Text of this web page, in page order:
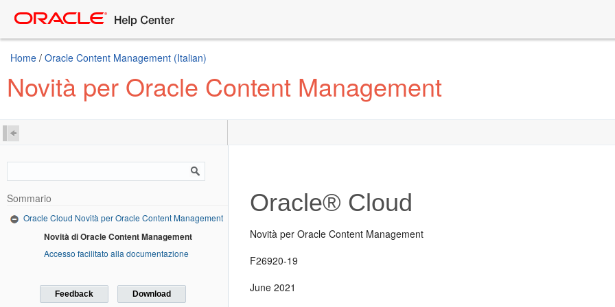
Home / Oracle Content Management (Italian)
Novità per Oracle Content Management
Sommario
Oracle Cloud Novità per Oracle Content Management
Novità di Oracle Content Management
Accesso facilitato alla documentazione
Feedback Download
Oracle® Cloud
Novità per Oracle Content Management
F26920-19
June 2021